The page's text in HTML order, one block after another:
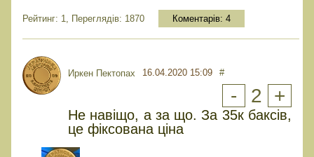
Рейтинг: 1, Переглядів: 1870 Коментарів: 4
Иркен Пектопах 16.04.2020 15:09 #
- 2 +
Не навіщо, а за що. За 35к баксів,
це фіксована ціна